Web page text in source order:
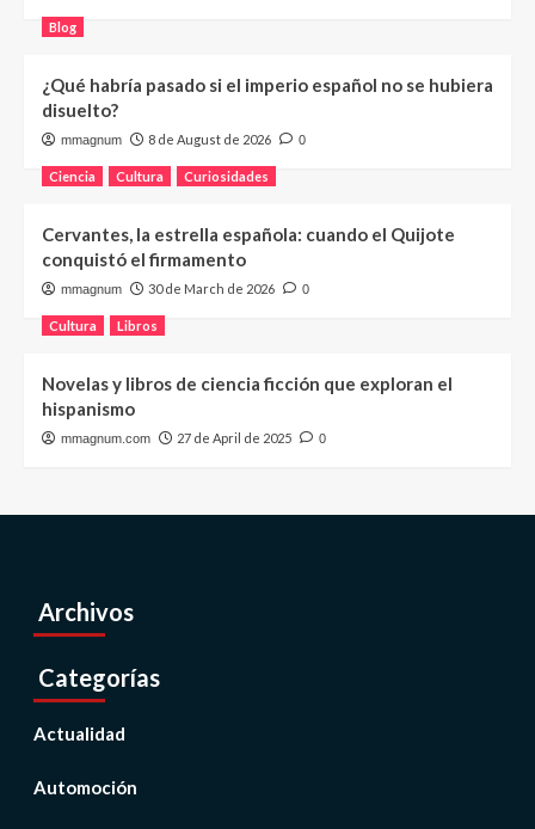
Blog
¿Qué habría pasado si el imperio español no se hubiera
disuelto?
mmagnum 8 de August de 2026 0
Ciencia Cultura Curiosidades
Cervantes, la estrella española: cuando el Quijote
conquistó el firmamento
mmagnum 30 de March de 2026 0
Cultura Libros
Novelas y libros de ciencia ficción que exploran el
hispanismo
mmagnum.com 27 de April de 2025 0
Archivos
Categorías
Actualidad
Automoción